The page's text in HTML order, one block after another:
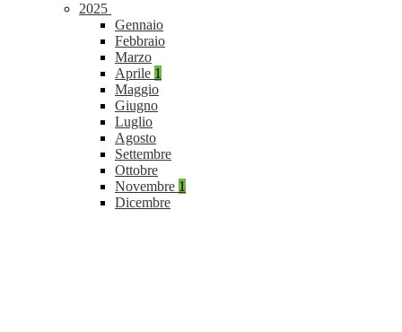
2025
Gennaio
Febbraio
Marzo
Aprile 1
Maggio
Giugno
Luglio
Agosto
Settembre
Ottobre
Novembre 1
Dicembre